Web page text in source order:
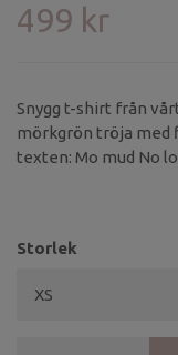
499 kr
Snygg t-shirt från
mörkgrön tröja med
texten: Mo mud No
Storlek